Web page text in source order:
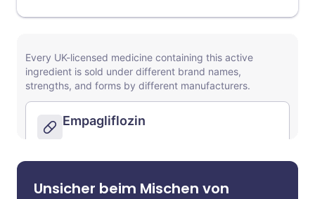
Unsicher beim Mischen von